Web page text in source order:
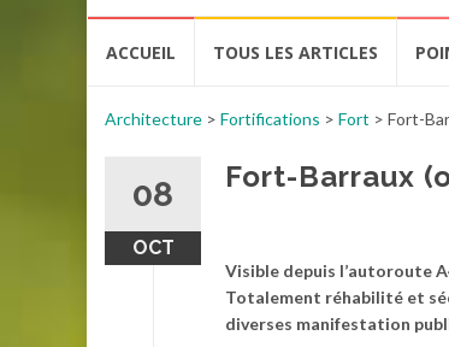
ACCUEIL TOUS LES ARTICLES
Architecture > Fortifications > Fort > Fort-
08
OCT
Fort-Barraux
Visible depuis l’autoroute
Totalement réhabilité et
diverses manifestation